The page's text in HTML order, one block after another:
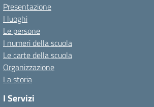
Presentazione
I luoghi
Le persone
I numeri della scuola
Le carte della scuola
Organizzazione
La storia
I Servizi